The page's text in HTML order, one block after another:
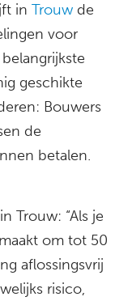
in Trouw de
voor
geschikte
Bouwers
de
betalen.
Trouw: “Als je
om tot 50
aflossingsvrij
risico,